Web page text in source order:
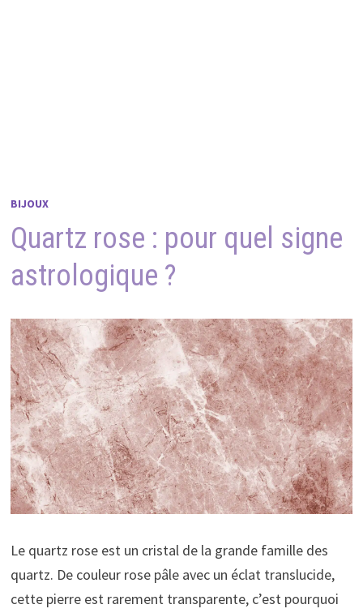
BIJOUX
Quartz rose : pour quel signe
astrologique ?
Le quartz rose est un cristal de la grande famille des
quartz. De couleur rose pâle avec un éclat translucide,
cette pierre est rarement transparente, c’est pourquoi